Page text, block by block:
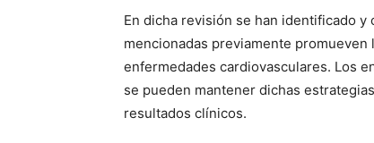
En dicha revisión se han identificado
mencionadas previamente
enfermedades cardiovasculares. Los
se pueden mantener dichas
resultados clínicos.